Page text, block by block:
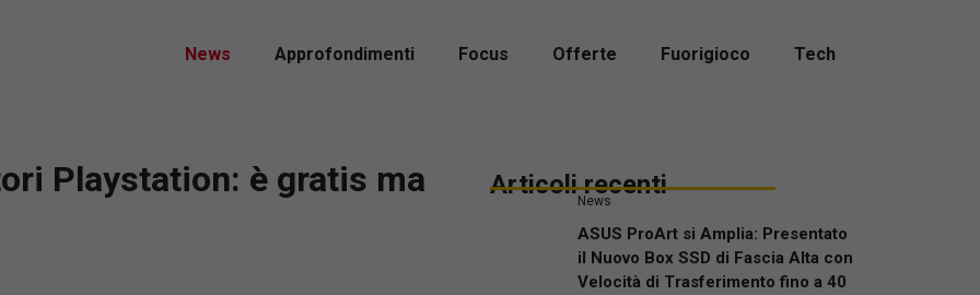
News Approfondimenti Focus Offerte Fuorigioco Tech
Playstation: è gratis ma
Articoli recenti
News
ASUS ProArt si Amplia: Presentato
il Nuovo Box SSD di Fascia Alta con
Velocità di Trasferimento fino a 40